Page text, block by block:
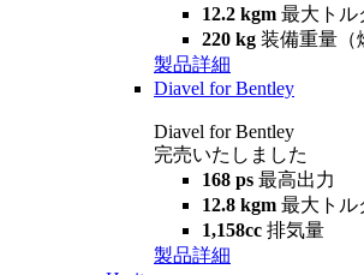
12.2 kgm 最大トル
220 kg 装備重量（
製品詳細
Diavel for Bentley
Diavel for Bentley
完売いたしました
168 ps 最高出力
12.8 kgm 最大トル
1,158cc 排気量
製品詳細